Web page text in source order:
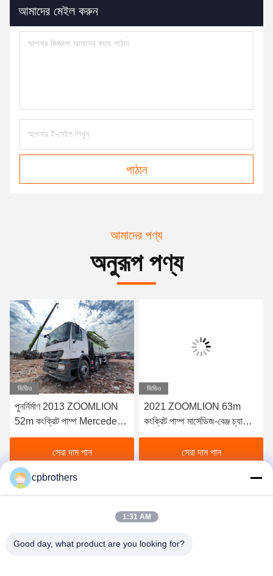
আমাদের মেইল করুন
পাঠান
আমাদের পণ্য
অনুরূপ পণ্য
ভিডিও
পুনর্নির্মাণ 2013 ZOOMLION
52m কংক্রিট পাম্প Mercedes-
Benz বিক্রয়ের জন্য
সেরা দাম পান
ভিডিও
2021 ZOOMLION 63m
কংক্রিট পাম্প মার্সেডিজ-বেঞ্জ চ্যাসিতে
বিক্রয়ের জন্য
সেরা দাম পান
cpbrothers
1:31 AM
Good day, what product are you looking for?